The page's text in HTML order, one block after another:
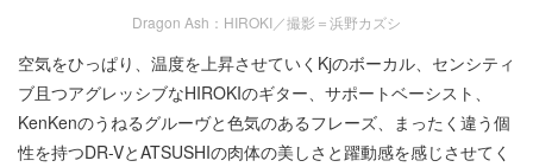
Dragon Ash：HIROKI／撮影＝浜野カズシ
空気をひっぱり、温度を上昇させていくKjのボーカル、センシティ
ブ且つアグレッシブなHIROKIのギター、サポートベーシスト、
KenKenのうねるグルーヴと色気のあるフレーズ、まったく違う個
性を持つDR-VとATSUSHIの肉体の美しさと躍動感を感じさせてく